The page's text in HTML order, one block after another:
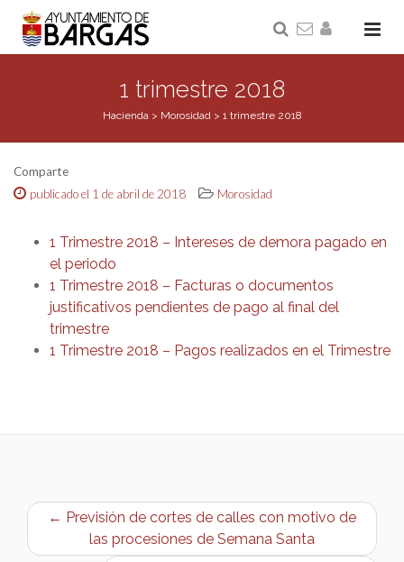
1 trimestre 2018
Hacienda> Morosidad> 1 trimestre 2018
Comparte
publicado el 1 de abril de 2018
Morosidad
1 Trimestre 2018 – Intereses de demora pagado en
el periodo
1 Trimestre 2018 – Facturas o documentos
justificativos pendientes de pago al final del
trimestre
1 Trimestre 2018 – Pagos realizados en el Trimestre
← Previsión de cortes de calles con motivo de
las procesiones de Semana Santa